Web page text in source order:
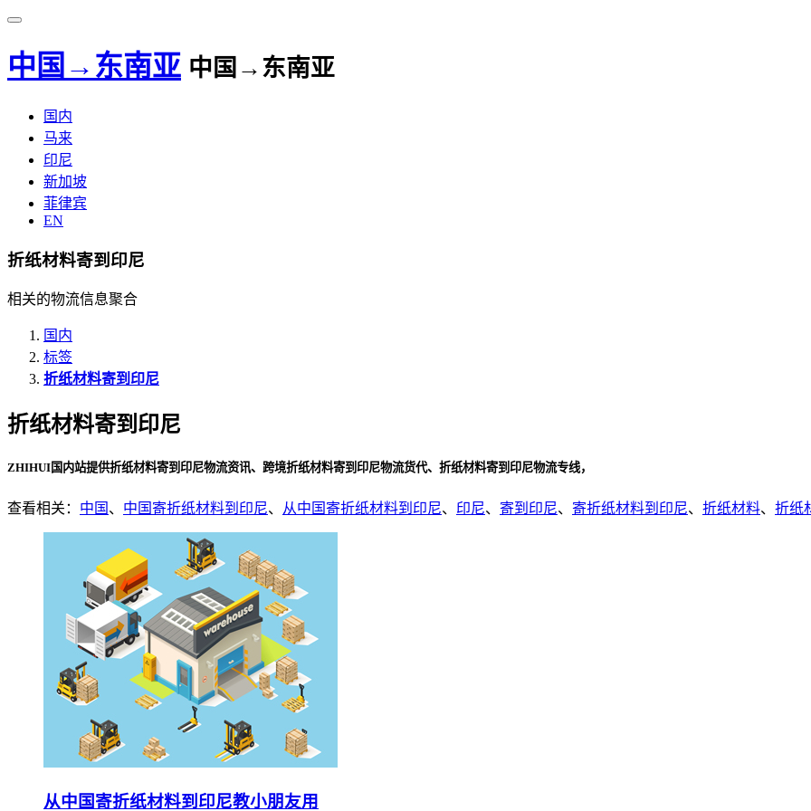
中国→东南亚 中国→东南亚
国内
马来
印尼
新加坡
菲律宾
EN
折纸材料寄到印尼
相关的物流信息聚合
国内
标签
折纸材料寄到印尼
折纸材料寄到印尼
ZHIHUI国内站提供折纸材料寄到印尼物流资讯、跨境折纸材料寄到印尼物流货代、折纸材料寄到印尼物流专线，
查看相关： 中国 、 中国寄折纸材料到印尼、 从中国寄折纸材料到印尼、 印尼、 寄到印尼、 寄折纸材料到印尼、 折纸材料、 折纸
从中国寄折纸材料到印尼教小朋友用